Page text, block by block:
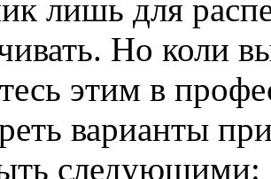
лишь для
Но коли
этим в
варианты
следующими: